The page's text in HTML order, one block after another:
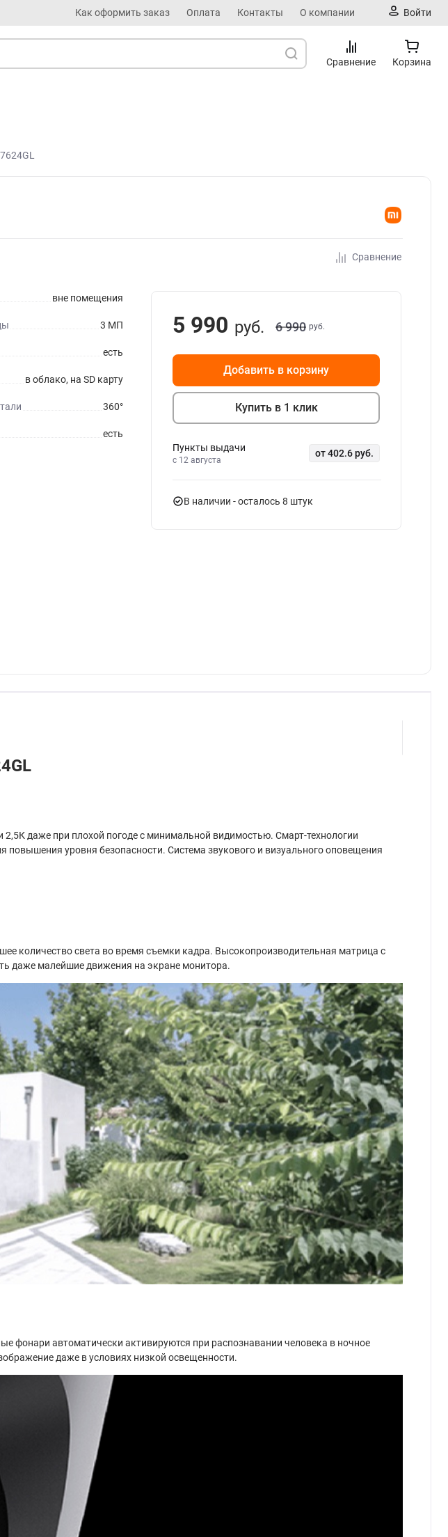
Как оформить заказ Оплата Контакты О компании Войти
Сравнение Корзина
Сравнение
вне помещения
3 МП
есть
в облако, на SD карту
360°
есть
5 990 руб. 6 990 руб.
Добавить в корзину
Купить в 1 клик
Пункты выдачи
c 12 августа
от 402.6 руб.
В наличии - осталось 8 штук
даже при плохой погоде с минимальной видимостью. Смарт-технологии
уровня безопасности. Система звукового и визуального оповещения
количество света во время съемки кадра. Высокопроизводительная матрица с
даже малейшие движения на экране монитора.
фонари автоматически активируются при распознавании человека в ночное
даже в условиях низкой освещенности.